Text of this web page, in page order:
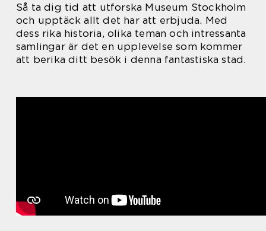
Så ta dig tid att utforska Museum Stockholm
och upptäck allt det har att erbjuda. Med
dess rika historia, olika teman och intressanta
samlingar är det en upplevelse som kommer
att berika ditt besök i denna fantastiska stad.